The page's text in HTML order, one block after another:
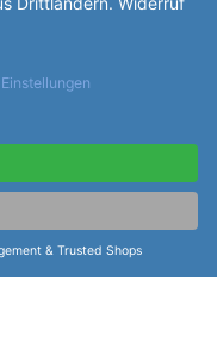
Grünton und ist
Die Uhr ist mit
H6000001301. Die
Uhr, die
modernem Design
bietet. Sie ist ein
Diese Uhr ist